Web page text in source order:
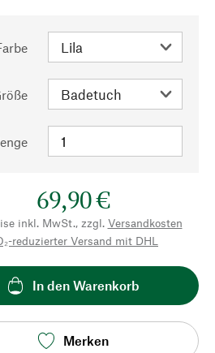
69,90 €
inkl. MwSt., zzgl. Versandkosten
reduzierter Versand mit DHL
In den Warenkorb
Merken